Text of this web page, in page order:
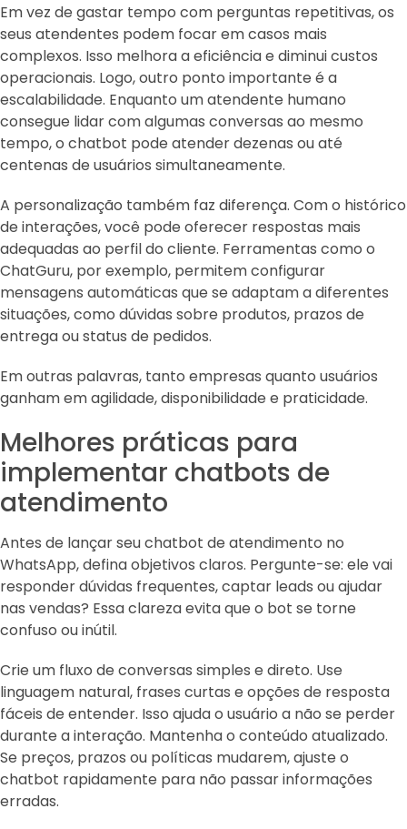
Em vez de gastar tempo com perguntas repetitivas, os
seus atendentes podem focar em casos mais
complexos. Isso melhora a eficiência e diminui custos
operacionais. Logo, outro ponto importante é a
escalabilidade. Enquanto um atendente humano
consegue lidar com algumas conversas ao mesmo
tempo, o chatbot pode atender dezenas ou até
centenas de usuários simultaneamente.
A personalização também faz diferença. Com o histórico
de interações, você pode oferecer respostas mais
adequadas ao perfil do cliente. Ferramentas como o
ChatGuru, por exemplo, permitem configurar
mensagens automáticas que se adaptam a diferentes
situações, como dúvidas sobre produtos, prazos de
entrega ou status de pedidos.
Em outras palavras, tanto empresas quanto usuários
ganham em agilidade, disponibilidade e praticidade.
Melhores práticas para
implementar chatbots de
atendimento
Antes de lançar seu chatbot de atendimento no
WhatsApp, defina objetivos claros. Pergunte-se: ele vai
responder dúvidas frequentes, captar leads ou ajudar
nas vendas? Essa clareza evita que o bot se torne
confuso ou inútil.
Crie um fluxo de conversas simples e direto. Use
linguagem natural, frases curtas e opções de resposta
fáceis de entender. Isso ajuda o usuário a não se perder
durante a interação. Mantenha o conteúdo atualizado.
Se preços, prazos ou políticas mudarem, ajuste o
chatbot rapidamente para não passar informações
erradas.